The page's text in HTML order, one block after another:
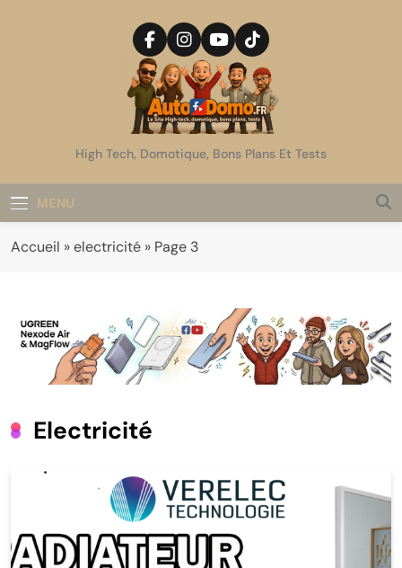
AutoDomo
High Tech, Domotique, Bons Plans Et Tests
MENU
Accueil »electricité » Page 3
Electricité